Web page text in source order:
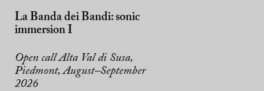
La Banda dei Bandi: sonic
immersion I
Open call Alta Val di Susa,
Piedmont, August–September
2026